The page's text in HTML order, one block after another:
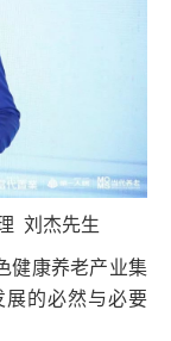
刘杰先生
健康养老产业集
展的必然与必要